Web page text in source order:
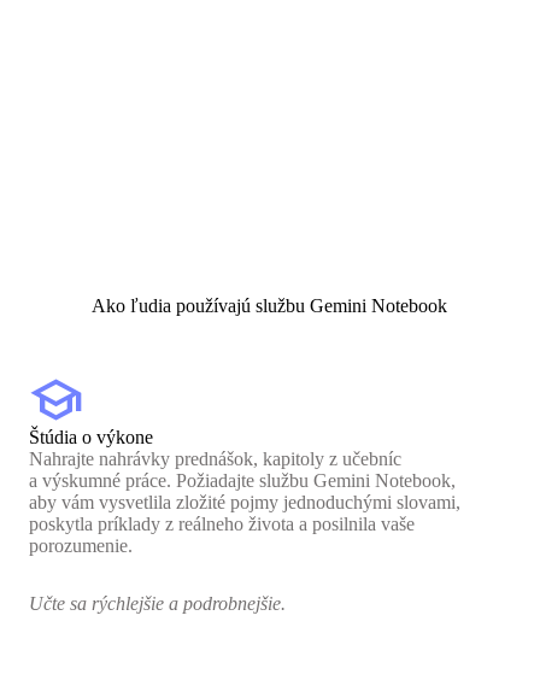
Ako ľudia používajú službu Gemini Notebook
school
Štúdia o výkone
Nahrajte nahrávky prednášok, kapitoly z učebníc
a výskumné práce. Požiadajte službu Gemini Notebook,
aby vám vysvetlila zložité pojmy jednoduchými slovami,
poskytla príklady z reálneho života a posilnila vaše
porozumenie.
Učte sa rýchlejšie a podrobnejšie.